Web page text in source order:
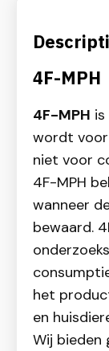
4F-MPH
4F-MPH
wordt voor
niet voor
4F-MPH
wanneer
bewaard.
het
en
Wij bieden